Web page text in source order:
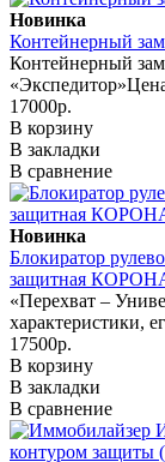
Новинка
Контейнерный
Контейнерный
17000р.
В корзину
В закладки
В сравнение
Новинка
Блокиратор
защитная
«Перехват –
характеристики,
17500р.
В корзину
В закладки
В сравнение